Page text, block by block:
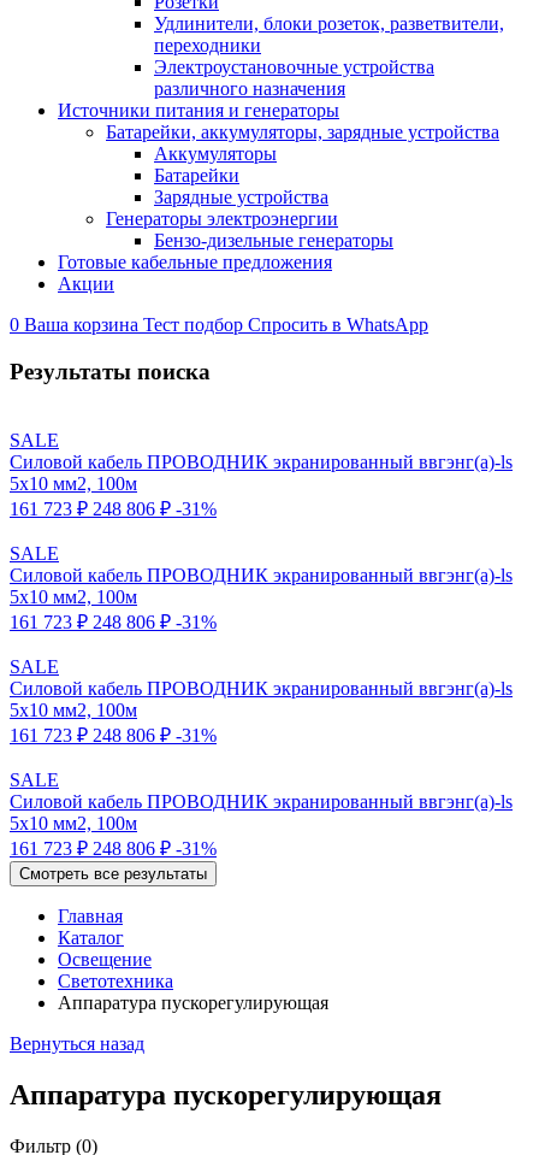
Удлинители, блоки розеток, разветвители,
переходники
Электроустановочные устройства
различного назначения
Источники питания и генераторы
Батарейки, аккумуляторы, зарядные устройства
Аккумуляторы
Батарейки
Зарядные устройства
Генераторы электроэнергии
Бензо-дизельные генераторы
Готовые кабельные предложения
Акции
0 Ваша корзина Тест подбор Спросить в WhatsApp
Результаты поиска
SALE
Силовой кабель ПРОВОДНИК экранированный ввгэнг(a)-ls
5x10 мм2, 100м
161 723 ₽ 248 806 ₽ -31%
SALE
Силовой кабель ПРОВОДНИК экранированный ввгэнг(a)-ls
5x10 мм2, 100м
161 723 ₽ 248 806 ₽ -31%
SALE
Силовой кабель ПРОВОДНИК экранированный ввгэнг(a)-ls
5x10 мм2, 100м
161 723 ₽ 248 806 ₽ -31%
SALE
Силовой кабель ПРОВОДНИК экранированный ввгэнг(a)-ls
5x10 мм2, 100м
161 723 ₽ 248 806 ₽ -31%
Смотреть все результаты
Главная
Каталог
Освещение
Светотехника
Аппаратура пускорегулирующая
Вернуться назад
Аппаратура пускорегулирующая
Фильтр (0)